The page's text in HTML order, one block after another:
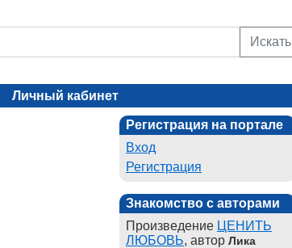
Искать
Личный кабинет
Регистрация на портале
Вход
Регистрация
Знакомство с авторами
Произведение ЦЕНИТЬ
ЛЮБОВЬ, автор Лика